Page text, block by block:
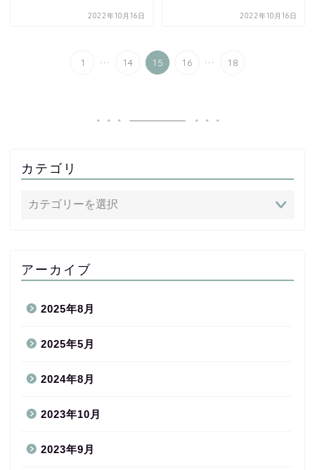
2022年10月16日 2022年10月16日
1 ... 14 15 16 ... 18
カテゴリ
アーカイブ
2025年8月
2025年5月
2024年8月
2023年10月
2023年9月